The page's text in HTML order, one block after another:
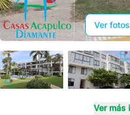
Ver
Ver más